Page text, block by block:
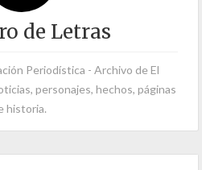
de Letras
Periodística - Archivo de El
personajes, hechos, páginas
historia.